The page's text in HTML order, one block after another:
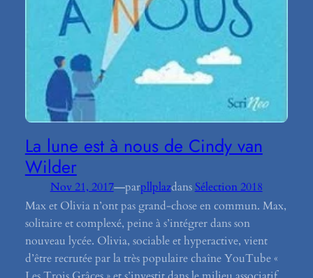
La lune est à nous de Cindy van
Wilder
Nov 21, 2017—parpllplazdansSélection 2018
Max et Olivia n’ont pas grand-chose en commun. Max,
solitaire et complexé, peine à s’intégrer dans son
nouveau lycée. Olivia, sociable et hyperactive, vient
d’être recrutée par la très populaire chaîne YouTube «